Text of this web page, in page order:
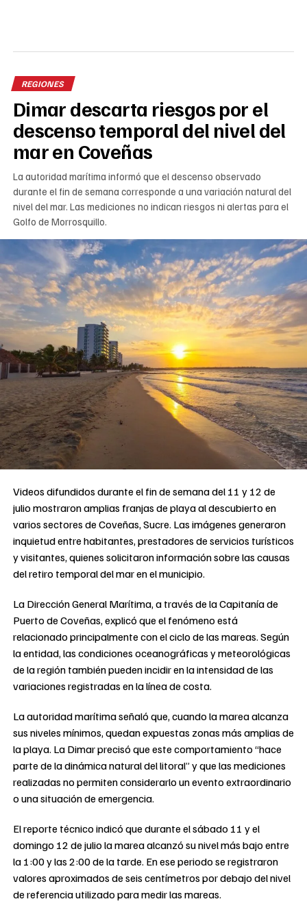
REGIONES
Dimar descarta riesgos por el
descenso temporal del nivel del
mar en Coveñas
La autoridad marítima informó que el descenso observado
durante el fin de semana corresponde a una variación natural del
nivel del mar. Las mediciones no indican riesgos ni alertas para el
Golfo de Morrosquillo.
Videos difundidos durante el fin de semana del 11 y 12 de
julio mostraron amplias franjas de playa al descubierto en
varios sectores de Coveñas, Sucre. Las imágenes generaron
inquietud entre habitantes, prestadores de servicios turísticos
y visitantes, quienes solicitaron información sobre las causas
del retiro temporal del mar en el municipio.
La Dirección General Marítima, a través de la Capitanía de
Puerto de Coveñas, explicó que el fenómeno está
relacionado principalmente con el ciclo de las mareas. Según
la entidad, las condiciones oceanográficas y meteorológicas
de la región también pueden incidir en la intensidad de las
variaciones registradas en la línea de costa.
La autoridad marítima señaló que, cuando la marea alcanza
sus niveles mínimos, quedan expuestas zonas más amplias de
la playa. La Dimar precisó que este comportamiento “hace
parte de la dinámica natural del litoral” y que las mediciones
realizadas no permiten considerarlo un evento extraordinario
o una situación de emergencia.
El reporte técnico indicó que durante el sábado 11 y el
domingo 12 de julio la marea alcanzó su nivel más bajo entre
la 1:00 y las 2:00 de la tarde. En ese periodo se registraron
valores aproximados de seis centímetros por debajo del nivel
de referencia utilizado para medir las mareas.